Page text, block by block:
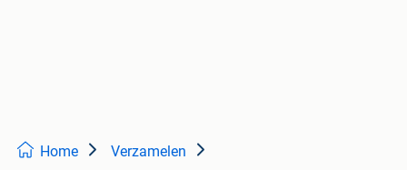
Home Verzamelen